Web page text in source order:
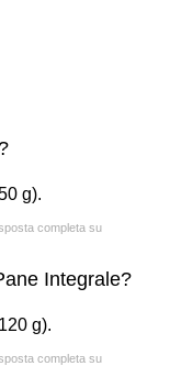
g).
completa su
Integrale?
g).
completa su